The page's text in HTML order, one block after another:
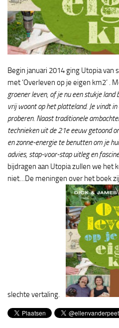
Begin januari 2014 ging Utopia van
met ‘Overleven op je eigen km2’ .
groener leven, of je nu een stukje
vrij woont op het platteland. Je vindt
proberen. Naast traditionele
technieken uit de 21e eeuw getoond
en zonne-energie te benutten om je
advies, stap-voor-stap uitleg en
bijdragen aan Utopia zullen we het
niet…De meningen over het boek
slechte vertaling.